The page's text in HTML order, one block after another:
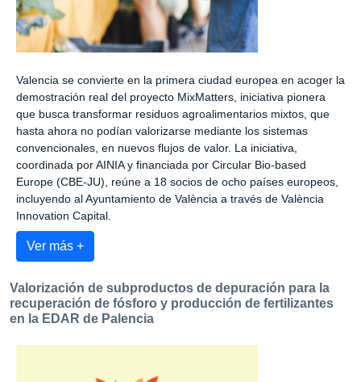
Valencia se convierte en la primera ciudad europea en acoger la
demostración real del proyecto MixMatters, iniciativa pionera
que busca transformar residuos agroalimentarios mixtos, que
hasta ahora no podían valorizarse mediante los sistemas
convencionales, en nuevos flujos de valor. La iniciativa,
coordinada por AINIA y financiada por Circular Bio-based
Europe (CBE-JU), reúne a 18 socios de ocho países europeos,
incluyendo al Ayuntamiento de València a través de València
Innovation Capital.
Ver más +
Valorización de subproductos de depuración para la
recuperación de fósforo y producción de fertilizantes
en la EDAR de Palencia